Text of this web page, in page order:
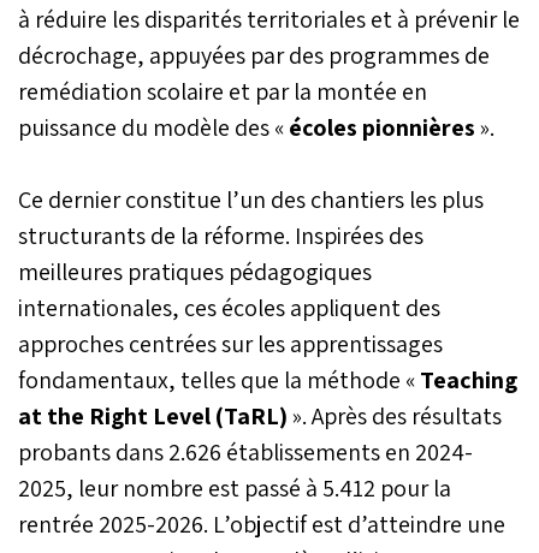
à réduire les disparités territoriales et à prévenir le
décrochage, appuyées par des programmes de
remédiation scolaire et par la montée en
puissance du modèle des «écoles pionnières».
Ce dernier constitue l’un des chantiers les plus
structurants de la réforme. Inspirées des
meilleures pratiques pédagogiques
internationales, ces écoles appliquent des
approches centrées sur les apprentissages
fondamentaux, telles que la méthode «Teaching
at the Right Level (TaRL)». Après des résultats
probants dans 2.626 établissements en 2024-
2025, leur nombre est passé à 5.412 pour la
rentrée 2025-2026. L’objectif est d’atteindre une